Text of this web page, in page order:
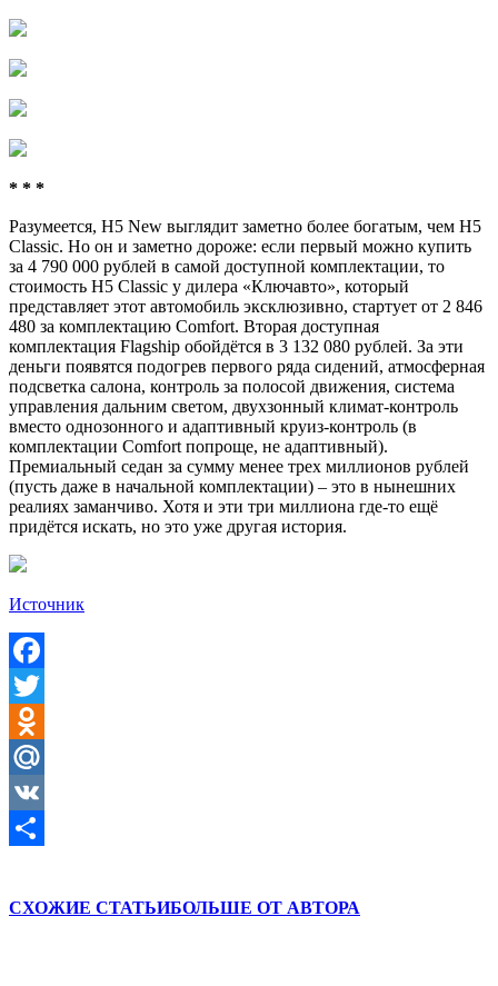
* * *
Разумеется, Н5 New выглядит заметно более богатым, чем Н5
Classic. Но он и заметно дороже: если первый можно купить
за 4 790 000 рублей в самой доступной комплектации, то
стоимость Н5 Classic у дилера «Ключавто», который
представляет этот автомобиль эксклюзивно, стартует от 2 846
480 за комплектацию Comfort. Вторая доступная
комплектация Flagship обойдётся в 3 132 080 рублей. За эти
деньги появятся подогрев первого ряда сидений, атмосферная
подсветка салона, контроль за полосой движения, система
управления дальним светом, двухзонный климат-контроль
вместо однозонного и адаптивный круиз-контроль (в
комплектации Comfort попроще, не адаптивный).
Премиальный седан за сумму менее трех миллионов рублей
(пусть даже в начальной комплектации) – это в нынешних
реалиях заманчиво. Хотя и эти три миллиона где-то ещё
придётся искать, но это уже другая история.
Источник
Facebook
Twitter
Odnoklassniki
Mail.Ru
VK
СХОЖИЕ СТАТЬИБОЛЬШЕ ОТ АВТОРА